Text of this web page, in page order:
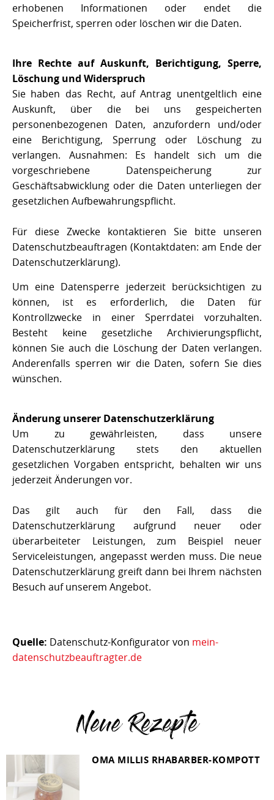
erhobenen Informationen oder endet die
Speicherfrist, sperren oder löschen wir die Daten.
Ihre Rechte auf Auskunft, Berichtigung, Sperre,
Löschung und Widerspruch
Sie haben das Recht, auf Antrag unentgeltlich eine
Auskunft, über die bei uns gespeicherten
personenbezogenen Daten, anzufordern und/oder
eine Berichtigung, Sperrung oder Löschung zu
verlangen. Ausnahmen: Es handelt sich um die
vorgeschriebene Datenspeicherung zur
Geschäftsabwicklung oder die Daten unterliegen der
gesetzlichen Aufbewahrungspflicht.
Für diese Zwecke kontaktieren Sie bitte unseren
Datenschutzbeauftragen (Kontaktdaten: am Ende der
Datenschutzerklärung).
Um eine Datensperre jederzeit berücksichtigen zu
können, ist es erforderlich, die Daten für
Kontrollzwecke in einer Sperrdatei vorzuhalten.
Besteht keine gesetzliche Archivierungspflicht,
können Sie auch die Löschung der Daten verlangen.
Anderenfalls sperren wir die Daten, sofern Sie dies
wünschen.
Änderung unserer Datenschutzerklärung
Um zu gewährleisten, dass unsere
Datenschutzerklärung stets den aktuellen
gesetzlichen Vorgaben entspricht, behalten wir uns
jederzeit Änderungen vor.
Das gilt auch für den Fall, dass die
Datenschutzerklärung aufgrund neuer oder
überarbeiteter Leistungen, zum Beispiel neuer
Serviceleistungen, angepasst werden muss. Die neue
Datenschutzerklärung greift dann bei Ihrem nächsten
Besuch auf unserem Angebot.
Quelle: Datenschutz-Konfigurator von mein-
datenschutzbeauftragter.de
Neue Rezepte
OMA MILLIS RHABARBER-KOMPOTT